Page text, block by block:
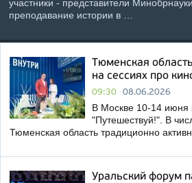
участники - представители
преподавание истории в …
Тюменская
на сессиях про
09:30 08.06.2026
В Москве 10-14 июня
"Путешествуй!". В
Тюменская область традиционно
Уральский форум